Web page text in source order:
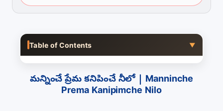
Table of Contents ▼
మన్నించే ప్రేమ కనిపించే నీలో | Manninche
Prema Kanipimche Nilo